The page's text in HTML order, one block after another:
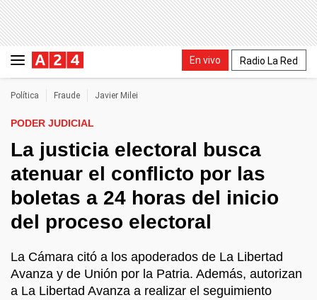
En vivo Radio La Red
Política Fraude Javier Milei
PODER JUDICIAL
La justicia electoral busca
atenuar el conflicto por las
boletas a 24 horas del inicio
del proceso electoral
La Cámara citó a los apoderados de La Libertad
Avanza y de Unión por la Patria. Además, autorizan
a La Libertad Avanza a realizar el seguimiento